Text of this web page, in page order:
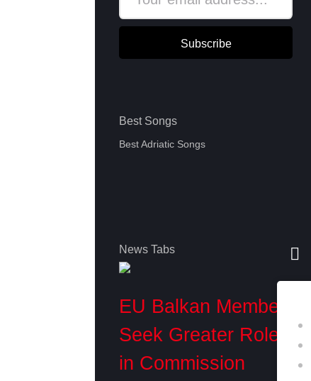
Subscribe
Best Songs
Best Adriatic Songs
News Tabs
EU Balkan Members
Seek Greater Role
in Commission